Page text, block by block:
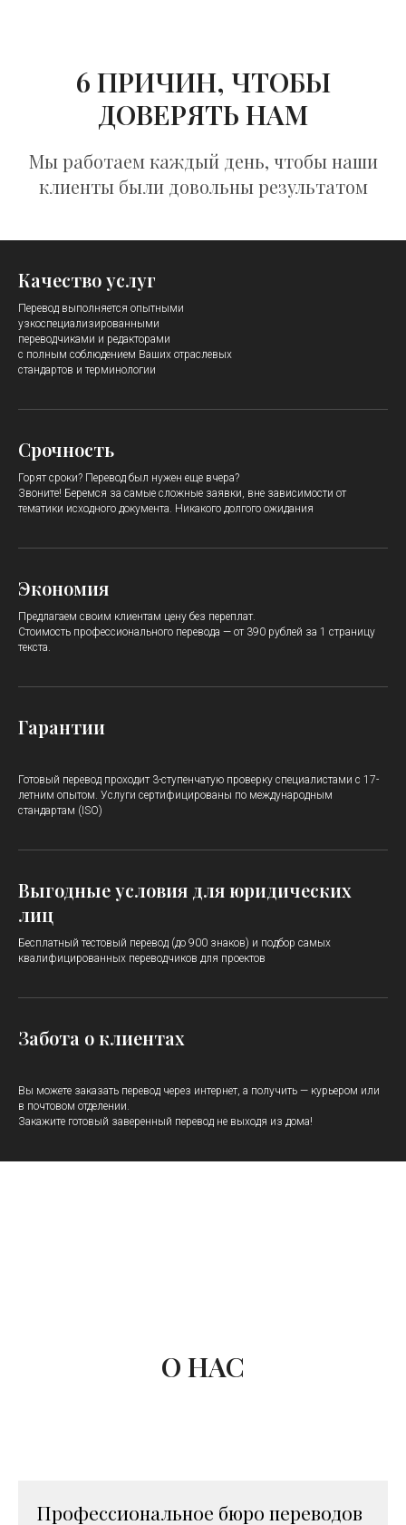
6 ПРИЧИН, ЧТОБЫ
ДОВЕРЯТЬ НАМ
Мы работаем каждый день, чтобы наши
клиенты были довольны результатом
Качество услуг
Перевод выполняется опытными
узкоспециализированными
переводчиками и редакторами
с полным соблюдением Ваших отраслевых
стандартов и терминологии
Срочность
Горят сроки? Перевод был нужен еще вчера?
Звоните! Беремся за самые сложные заявки, вне зависимости от
тематики исходного документа. Никакого долгого ожидания
Экономия
Предлагаем своим клиентам цену без переплат.
Стоимость профессионального перевода — от 390 рублей за 1 страницу
текста.
Гарантии
Готовый перевод проходит 3-ступенчатую проверку специалистами с 17-
летним опытом. Услуги сертифицированы по международным
стандартам (ISO)
Выгодные условия для юридических
лиц
Бесплатный тестовый перевод (до 900 знаков) и подбор самых
квалифицированных переводчиков для проектов
Забота о клиентах
Вы можете заказать перевод через интернет, а получить — курьером или
в почтовом отделении.
Закажите готовый заверенный перевод не выходя из дома!
О НАС
Профессиональное бюро переводов